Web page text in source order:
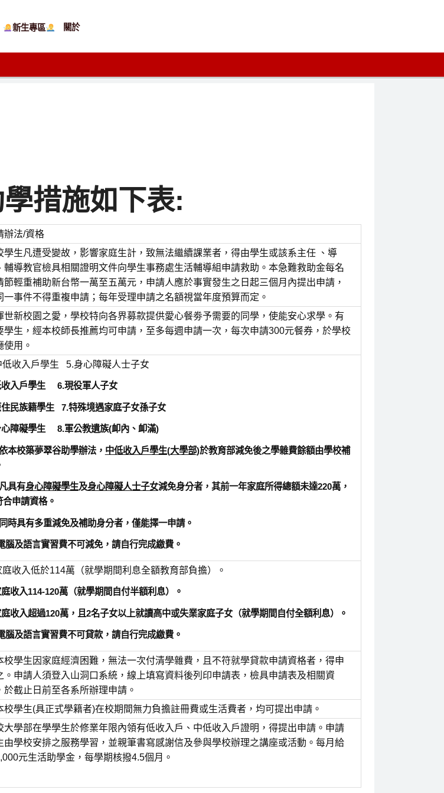
新生專區 關於
措施如下表:
辦法/資格
學生凡遭受變故，影響家庭生計，致無法繼續課業者，得由學生或該系主任 、導
輔導教官檢具相關證明文件向學生事務處生活輔導組申請救助。本急難救助金每名
節輕重補助新台幣一萬至五萬元，申請人應於事實發生之日起三個月內提出申請，
一事件不得重複申請；每年受理申請之名額視當年度預算而定。
世新校園之愛，學校特向各界募款提供愛心餐劵予需要的同學，使能安心求學。有
學生，經本校師長推薦均可申請，至多每週申請一次，每次申請300元餐券，於學校
使用。
低收入戶學生 5.身心障礙人士子女
收入戶學生 6.現役軍人子女
住民族籍學生 7.特殊境遇家庭子女孫子女
心障礙學生 8.軍公教遺族(卹內、卹滿)
本校築夢翠谷助學辦法， 中低收入戶學生(大學部)於教育部減免後之學雜費餘額由學校補
具有身心障礙學生及身心障礙人士子女減免身分者，其前一年家庭所得總額未達220萬，
合申請資格。
時具有多重減免及補助身分者，僅能擇一申請。
腦及語言實習費不可減免，請自行完成繳費。
庭收入低於114萬（就學期間利息全額教育部負擔）。
收入114-120萬（就學期間自付半額利息）。
收入超過120萬，且2名子女以上就讀高中或失業家庭子女（就學期間自付全額利息）。
腦及語言實習費不可貸款，請自行完成繳費。
校學生因家庭經濟困難，無法一次付清學雜費，且不符就學貸款申請資格者，得申
。申請人須登入山洞口系統，線上填寫資料後列印申請表，檢具申請表及相關資
於截止日前至各系所辦理申請。
校學生(具正式學籍者)在校期間無力負擔註冊費或生活費者，均可提出申請。
大學部在學學生於修業年限內領有低收入戶、中低收入戶證明，得提出申請。申請
由學校安排之服務學習，並親筆書寫感謝信及參與學校辦理之講座或活動。每月給
元生活助學金，每學期核撥4.5個月。